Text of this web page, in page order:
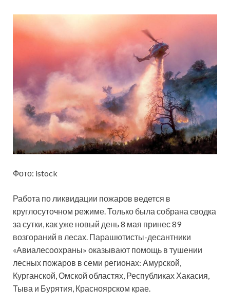
Фото: istock
Работа по ликвидации пожаров ведется в
круглосуточном режиме. Только была собрана сводка
за сутки, как уже новый день 8 мая принес 89
возгораний в лесах. Парашютисты-десантники
«Авиалесоохраны» оказывают помощь в тушении
лесных пожаров в семи регионах: Амурской,
Курганской, Омской областях, Республиках Хакасия,
Тыва и Бурятия, Красноярском крае.